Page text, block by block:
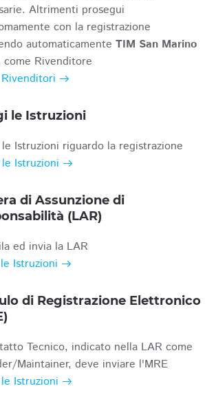
Altrimenti prosegui
con la registrazione
automaticamente TIM San Marino
come Rivenditore
le Istruzioni
Istruzioni riguardo la registrazione
Istruzioni
di Assunzione di
(LAR)
ed invia la LAR
Istruzioni
di Registrazione Elettronico
Tecnico, indicato nella LAR come
Maintainer, deve inviare l'MRE
Istruzioni